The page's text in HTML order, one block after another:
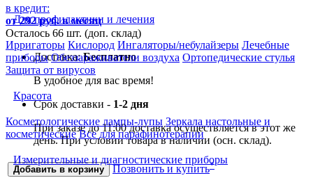
Для профилактики и лечения
Ирригаторы Кислород Ингаляторы/небулайзеры Лечебные
приборы Обеззараживатели воздуха Ортопедические стулья
Защита от вирусов
Красота
Косметологические лампы-лупы Зеркала настольные и
косметические Все для парафинотерапии
Измерительные и диагностические приборы
в кредит:
от 292 руб. в месяц
Осталось 66 шт. (доп. склад)
Доставка:Бесплатно
В удобное для вас время!
Срок доставки - 1-2 дня
При заказе до 11:00 доставка осуществляется в этот же
день. При условии товара в наличии (осн. склад).
Добавить в корзину Позвонить и купить*